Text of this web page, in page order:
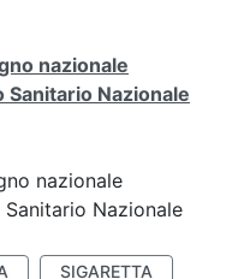
nazionale
Sanitario Nazionale
nazionale
Nazionale
SIGARETTA